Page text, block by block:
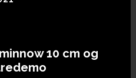
10 cm og